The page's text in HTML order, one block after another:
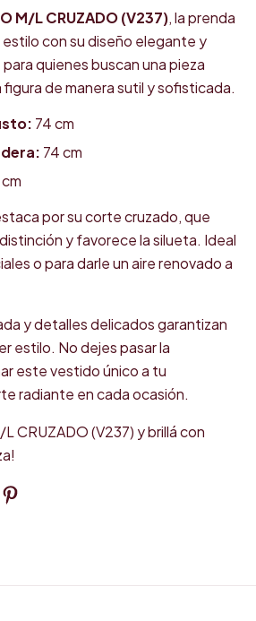
M/L CRUZADO (V237), la prenda
con su diseño elegante y
quienes buscan una pieza
de manera sutil y sofisticada.
74 cm
74 cm
por su corte cruzado, que
y favorece la silueta. Ideal
o para darle un aire renovado a
y detalles delicados garantizan
estilo. No dejes pasar la
este vestido único a tu
radiante en cada ocasión.
L CRUZADO (V237) y brillá con